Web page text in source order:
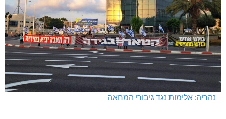
נהריה: אלימות נגד גיבורי המחאה